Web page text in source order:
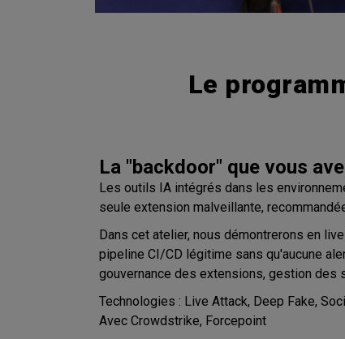
Le
La "backdoor" que vous
Les outils IA intégrés dans les
seule extension malveillante,
Dans cet atelier, nous démontrerons en
pipeline CI/CD légitime sans qu'aucune
gouvernance des extensions, gestion des
Technologies : Live Attack, Deep Fake,
Avec Crowdstrike, Forcepoint